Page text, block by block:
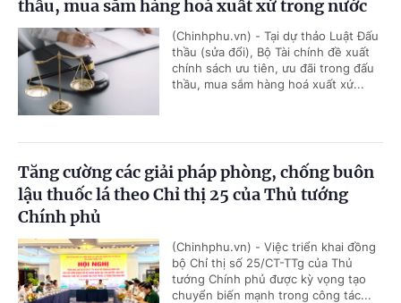
thầu, mua sắm hàng hoá xuất xứ trong nước
(Chinhphu.vn) - Tại dự thảo Luật Đấu
thầu (sửa đổi), Bộ Tài chính đề xuất
chính sách ưu tiên, ưu đãi trong đấu
thầu, mua sắm hàng hoá xuất xứ...
Tăng cường các giải pháp phòng, chống buôn
lậu thuốc lá theo Chỉ thị 25 của Thủ tướng
Chính phủ
(Chinhphu.vn) - Việc triển khai đồng
bộ Chỉ thị số 25/CT-TTg của Thủ
tướng Chính phủ được kỳ vọng tạo
chuyển biến mạnh trong công tác...